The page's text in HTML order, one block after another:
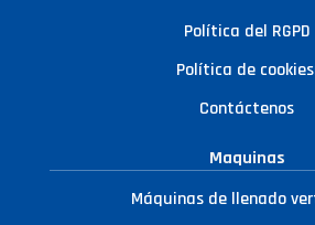
Política del RGPD
Política de
Contáctenos
Maquinas
Máquinas de llenado